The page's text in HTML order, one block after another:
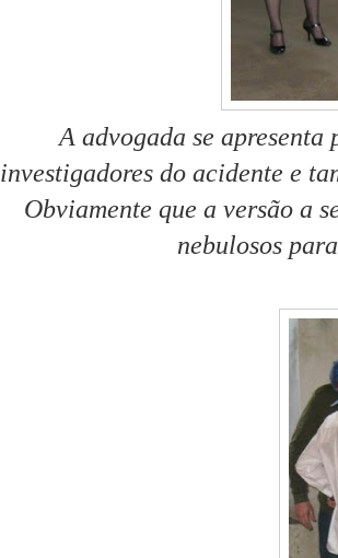
A advogada se
investigadores do acidente e
Obviamente que a versão a
nebulosos